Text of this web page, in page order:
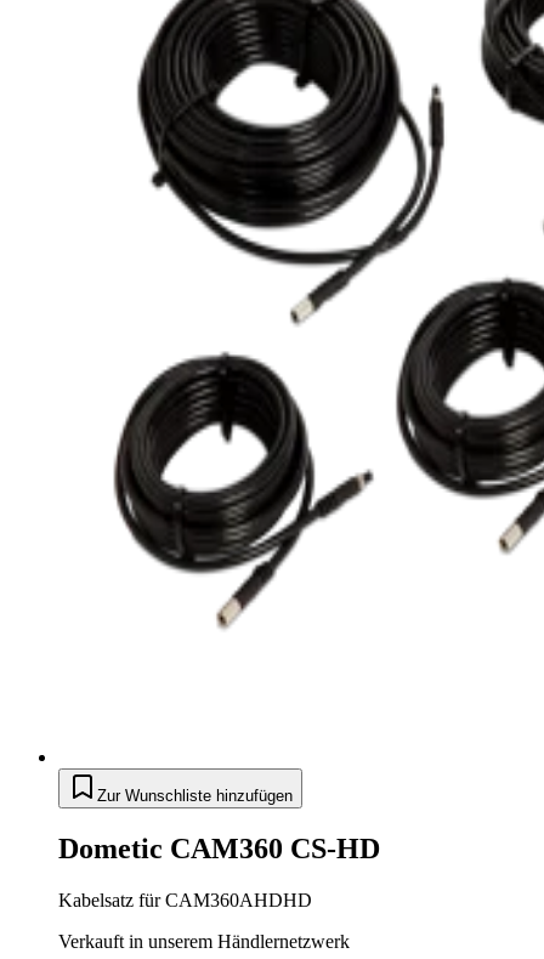
Zur Wunschliste hinzufügen
Dometic CAM360 CS-HD
Kabelsatz für CAM360AHDHD
Verkauft in unserem Händlernetzwerk